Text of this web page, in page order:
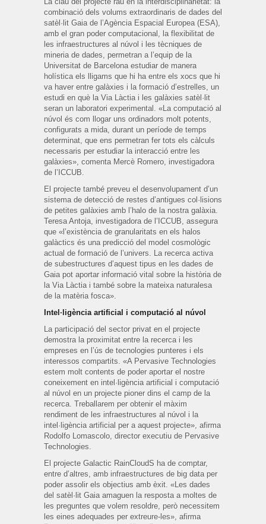
combinació dels volums extraordinaris de dades del
satèl·lit Gaia de l’Agència Espacial Europea (ESA),
amb el gran poder computacional, la flexibilitat de
les infraestructures al núvol i les tècniques de
mineria de dades, permetran a l’equip de la
Universitat de Barcelona estudiar de manera
holística els lligams que hi ha entre els xocs que hi
va haver entre galàxies i la formació d’estrelles, un
estudi en què la Via Làctia i les galàxies satèl·lit
seran un laboratori experimental. «La computació al
núvol és com llogar uns ordinadors molt potents,
configurats a mida, durant un període de temps
determinat, que ens permetran fer tots els càlculs
necessaris per estudiar la interacció entre les
galàxies», comenta Mercè Romero, investigadora
de l’ICCUB.
El projecte també preveu el desenvolupament d’un
sistema de detecció de restes d’antigues col·lisions
de petites galàxies amb l’halo de la nostra galàxia.
Teresa Antoja, investigadora de l’ICCUB, assegura
que «l’existència de granularitats en els halos
galàctics és una predicció del model cosmològic
actual de formació de l’univers. La recerca activa
de subestructures d’aquest tipus en les dades de
Gaia pot aportar informació vital sobre la història de
la Via Làctia i també sobre la mateixa naturalesa
de la matèria fosca».
Intel·ligència artificial i computació al núvol
La participació del sector privat en el projecte
demostra la proximitat entre la recerca i les
empreses en l’ús de tecnologies punteres i els
interessos compartits. «A Pervasive Technologies
estem molt contents de poder aportar el nostre
coneixement en intel·ligència artificial i computació
al núvol en un projecte pioner dins el camp de la
recerca. Treballarem per obtenir el màxim
rendiment de les infraestructures al núvol i la
intel·ligència artificial per a aquest projecte», afirma
Rodolfo Lomascolo, director executiu de Pervasive
Technologies.
El projecte Galactic RainCloudS ha de comptar,
entre d’altres, amb infraestructures de big data per
poder assolir els objectius amb èxit. «Les dades
del satèl·lit Gaia amaguen la resposta a moltes de
les preguntes que volem resoldre, però necessitem
les eines adequades per extreure-les», afirma